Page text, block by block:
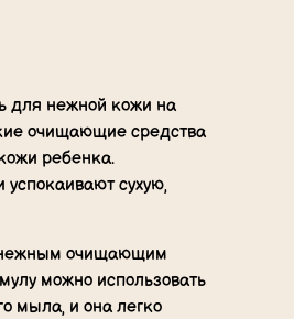
для нежной кожи на
очищающие средства
ребенка.
сухую,
нежным очищающим
можно использовать
мыла, и она легко